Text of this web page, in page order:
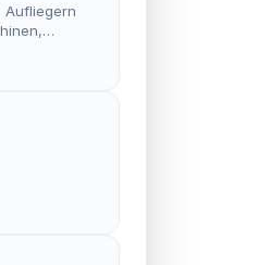
Aufliegern